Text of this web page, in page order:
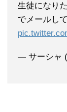
生徒になり
でメールし
— サーシャ